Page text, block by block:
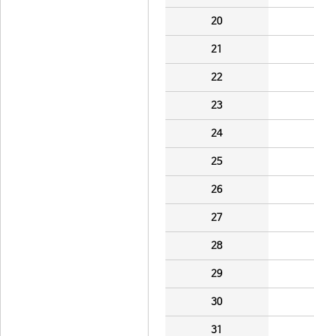
20
21
22
23
24
25
26
27
28
29
30
31